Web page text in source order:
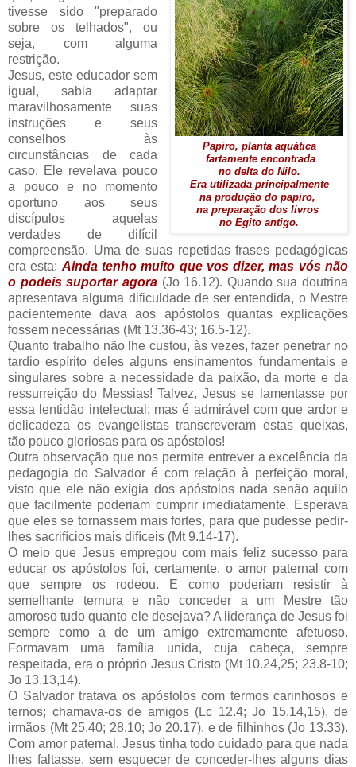
Papiro, planta aquática
fartamente encontrada
no delta do Nilo.
Era utilizada principalmente
na produção do papiro,
na preparação dos livros
no Egito antigo.
tivesse sido "preparado
sobre os telhados", ou
seja, com alguma
restrição.
Jesus, este educador sem
igual, sabia adaptar
maravilhosamente suas
instruções e seus
conselhos às
circunstâncias de cada
caso. Ele revelava pouco
a pouco e no momento
oportuno aos seus
discípulos aquelas
verdades de difícil
compreensão. Uma de suas repetidas frases pedagógicas
era esta: Ainda tenho muito que vos dizer, mas vós não
o podeis suportar agora(Jo 16.12). Quando sua doutrina
apresentava alguma dificuldade de ser entendida, o Mestre
pacientemente dava aos apóstolos quantas explicações
fossem necessárias (Mt 13.36-43; 16.5-12).
Quanto trabalho não lhe custou, às vezes, fazer penetrar no
tardio espírito deles alguns ensinamentos fundamentais e
singulares sobre a necessidade da paixão, da morte e da
ressurreição do Messias! Talvez, Jesus se lamentasse por
essa lentidão intelectual; mas é admirável com que ardor e
delicadeza os evangelistas transcreveram estas queixas,
tão pouco gloriosas para os apóstolos!
Outra observação que nos permite entrever a excelência da
pedagogia do Salvador é com relação à perfeição moral,
visto que ele não exigia dos apóstolos nada senão aquilo
que facilmente poderiam cumprir imediatamente. Esperava
que eles se tornassem mais fortes, para que pudesse pedir-
lhes sacrifícios mais difíceis (Mt 9.14-17).
O meio que Jesus empregou com mais feliz sucesso para
educar os apóstolos foi, certamente, o amor paternal com
que sempre os rodeou. E como poderiam resistir à
semelhante ternura e não conceder a um Mestre tão
amoroso tudo quanto ele desejava? A liderança de Jesus foi
sempre como a de um amigo extremamente afetuoso.
Formavam uma família unida, cuja cabeça, sempre
respeitada, era o próprio Jesus Cristo (Mt 10.24,25; 23.8-10;
Jo 13.13,14).
O Salvador tratava os apóstolos com termos carinhosos e
ternos; chamava-os de amigos (Lc 12.4; Jo 15.14,15), de
irmãos (Mt 25.40; 28.10; Jo 20.17). e de filhinhos (Jo 13.33).
Com amor paternal, Jesus tinha todo cuidado para que nada
lhes faltasse, sem esquecer de conceder-lhes alguns dias